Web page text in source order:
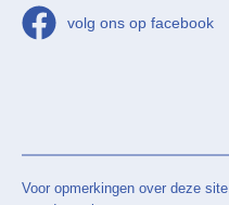
volg ons op facebook
Voor opmerkingen over deze